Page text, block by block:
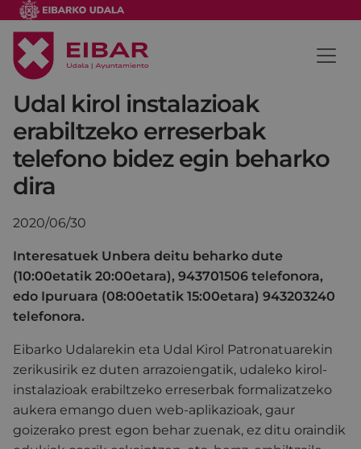
Udal kirol instalazioak
erabiltzeko erreserbak
telefono bidez egin beharko
dira
2020/06/30
Interesatuek Unbera deitu beharko dute
(10:00etatik 20:00etara), 943701506 telefonora,
edo Ipuruara (08:00etatik 15:00etara) 943203240
telefonora.
Eibarko Udalarekin eta Udal Kirol Patronatuarekin
zerikusirik ez duten arrazoiengatik, udaleko kirol-
instalazioak erabiltzeko erreserbak formalizatzeko
aukera emango duen web-aplikazioak, gaur
goizerako prest egon behar zuenak, ez ditu oraindik